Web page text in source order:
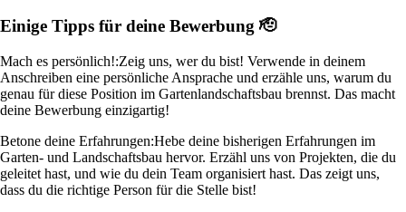
Einige Tipps für deine Bewerbung 🫡
Mach es persönlich!:Zeig uns, wer du bist! Verwende in deinem
Anschreiben eine persönliche Ansprache und erzähle uns, warum du
genau für diese Position im Gartenlandschaftsbau brennst. Das macht
deine Bewerbung einzigartig!
Betone deine Erfahrungen:Hebe deine bisherigen Erfahrungen im
Garten- und Landschaftsbau hervor. Erzähl uns von Projekten, die du
geleitet hast, und wie du dein Team organisiert hast. Das zeigt uns,
dass du die richtige Person für die Stelle bist!